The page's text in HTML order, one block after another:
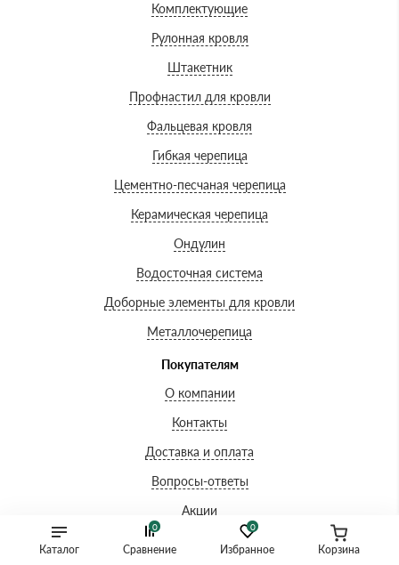
Каталог
0
Избранное
0
Сравнение Корзина
Комплектующие
Рулонная кровля
Штакетник
Профнастил для кровли
Фальцевая кровля
Гибкая черепица
Цементно-песчаная черепица
Керамическая черепица
Ондулин
Водосточная система
Доборные элементы для кровли
Металлочерепица
Покупателям
О компании
Контакты
Доставка и оплата
Вопросы-ответы
Акции